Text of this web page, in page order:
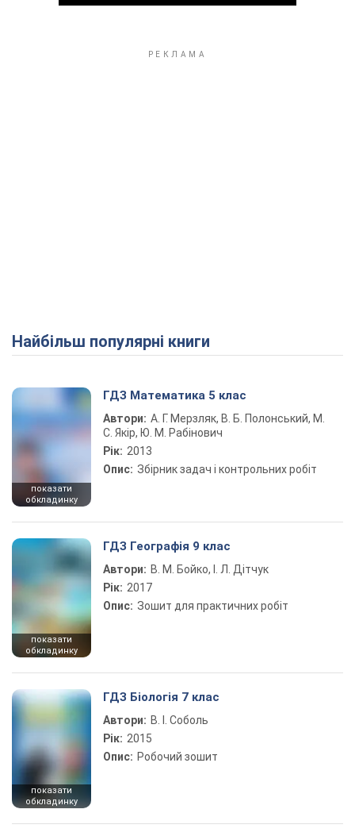
Найбільш популярні книги
показати
обкладинку
ГДЗ Математика 5 клас
Автори: А. Г. Мерзляк, В. Б. Полонський, М.
С. Якір, Ю. М. Рабінович
Рік: 2013
Опис: Збірник задач і контрольних робіт
показати
обкладинку
ГДЗ Географія 9 клас
Автори: В. М. Бойко, І. Л. Дітчук
Рік: 2017
Опис: Зошит для практичних робіт
показати
обкладинку
ГДЗ Біологія 7 клас
Автори: В. І. Соболь
Рік: 2015
Опис: Робочий зошит